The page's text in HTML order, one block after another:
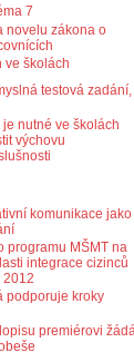
7
novelu zákona o
ve školách
testová zadání,
je nutné ve školách
výchovu
komunikace jako
programu MŠMT na
integrace cizinců
2012
podporuje kroky
premiérovi žádá